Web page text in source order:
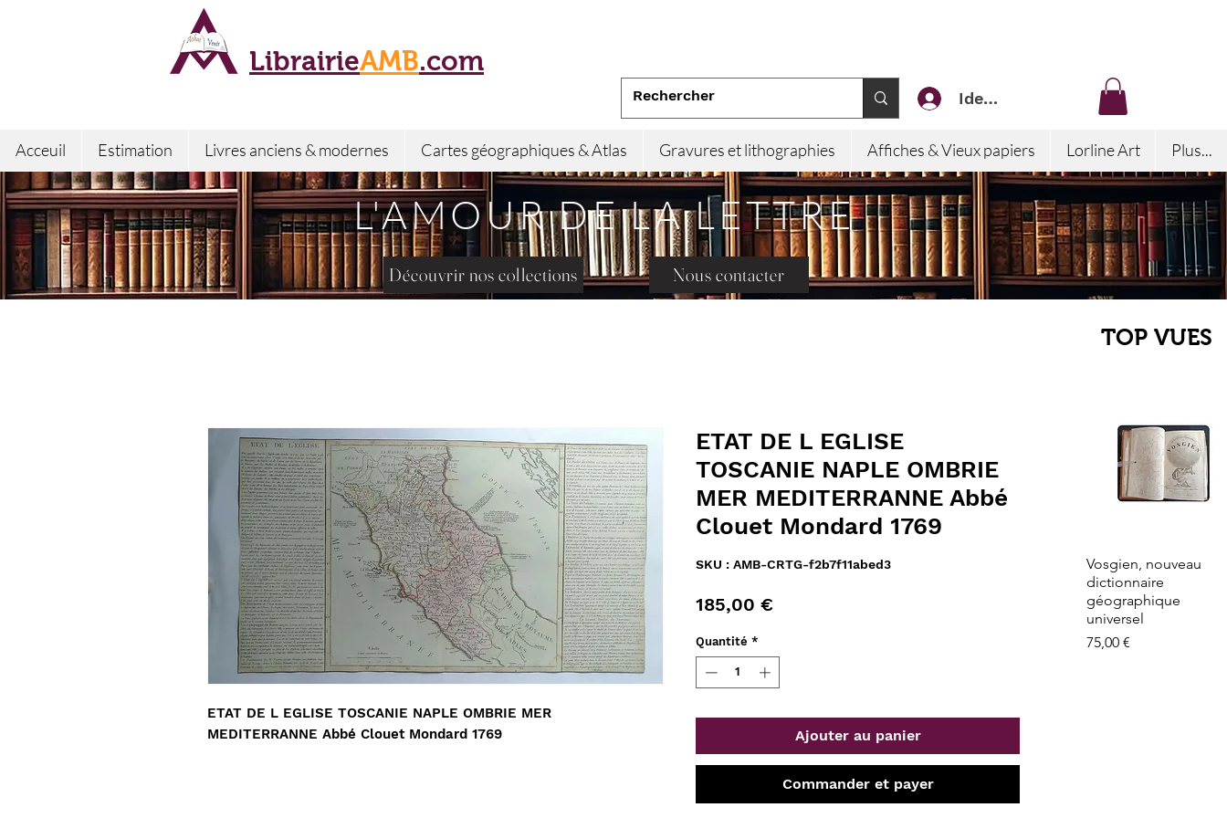
LibrairieAMB.com
Identifiez-vous
Acceuil Estimation Livres anciens & modernes Cartes géographiques & Atlas Gravures et lithographies Affiches & Vieux papiers Lorline Art Plus...
L'AMOUR DE LA LETTRE
Découvrir nos collections Nous contacter
ETAT DE L EGLISE TOSCANIE NAPLE OMBRIE MER
MEDITERRANNE Abbé Clouet Mondard 1769
ETAT DE L EGLISE
TOSCANIE NAPLE OMBRIE
MER MEDITERRANNE Abbé
Clouet Mondard 1769
SKU : AMB-CRTG-f2b7f11abed3
185,00 €Prix
Quantité *
Ajouter au panier
Commander et payer
TOP VUES
Aperçu rapide
Vosgien, nouveau
dictionnaire
géographique
universel
Prix
75,00 €